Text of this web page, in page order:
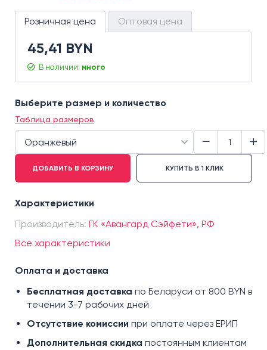
Розничная цена Оптовая цена
45,41 BYN
В наличии: много
Выберите размер и количество
Таблица размеров
Оранжевый
Белый
Жёлтый
Зеленый
Красный
Серый
Темно-синий
Черный
− +
ДОБАВИТЬ В КОРЗИНУ КУПИТЬ В 1 КЛИК
Характеристики
Производитель: ГК «Авангард Сэйфети», РФ
Все характеристики
Оплата и доставка
Бесплатная доставка по Беларуси от 800 BYN в
течении 3-7 рабочих дней
Отсутствие комиссии при оплате через ЕРИП
Дополнительная скидка постоянным клиентам